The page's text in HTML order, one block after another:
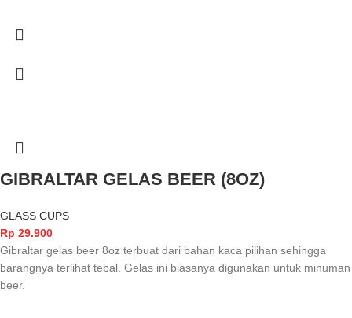
GIBRALTAR GELAS BEER (8OZ)
GLASS CUPS
Rp 29.900
Gibraltar gelas beer 8oz terbuat dari bahan kaca pilihan sehingga
barangnya terlihat tebal. Gelas ini biasanya digunakan untuk minuman
beer.